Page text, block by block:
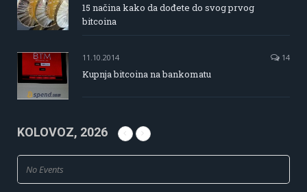
15 načina kako da dođete do svog prvog
bitcoina
11.10.2014 14
Kupnja bitcoina na bankomatu
KOLOVOZ, 2026
No Events